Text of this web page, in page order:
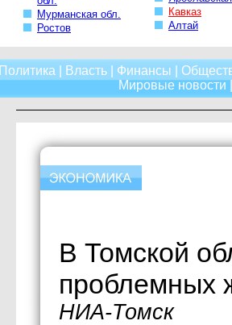
Мурманская обл.
Ростов
Кавказ
Алтай
Политика Власть| Финансы
Мировые новости
В Томской
проблемных
НИА-Томск